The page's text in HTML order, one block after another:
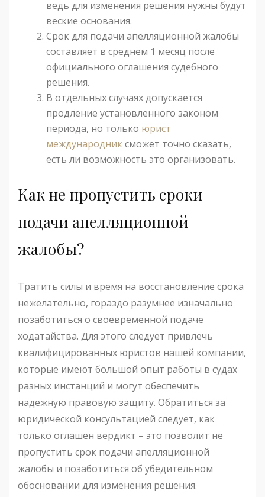
ведь для изменения решения нужны будут
веские основания.
Срок для подачи апелляционной жалобы
составляет в среднем 1 месяц после
официального оглашения судебного
решения.
В отдельных случаях допускается
продление установленного законом
периода, но только юрист
международник сможет точно сказать,
есть ли возможность это организовать.
Как не пропустить сроки
подачи апелляционной
жалобы?
Тратить силы и время на восстановление срока
нежелательно, гораздо разумнее изначально
позаботиться о своевременной подаче
ходатайства. Для этого следует привлечь
квалифицированных юристов нашей компании,
которые имеют большой опыт работы в судах
разных инстанций и могут обеспечить
надежную правовую защиту. Обратиться за
юридической консультацией следует, как
только оглашен вердикт – это позволит не
пропустить срок подачи апелляционной
жалобы и позаботиться об убедительном
обосновании для изменения решения.